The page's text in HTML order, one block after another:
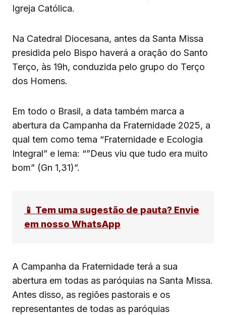
Igreja Católica.
Na Catedral Diocesana, antes da Santa Missa
presidida pelo Bispo haverá a oração do Santo
Terço, às 19h, conduzida pelo grupo do Terço
dos Homens.
Em todo o Brasil, a data também marca a
abertura da Campanha da Fraternidade 2025, a
qual tem como tema “Fraternidade e Ecologia
Integral” e lema: “”Deus viu que tudo era muito
bom” (Gn 1,31)”.
📱 Tem uma sugestão de pauta? Envie
em nosso WhatsApp
A Campanha da Fraternidade terá a sua
abertura em todas as paróquias na Santa Missa.
Antes disso, as regiões pastorais e os
representantes de todas as paróquias